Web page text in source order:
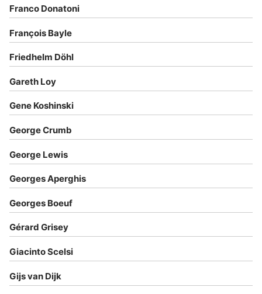
Franco Donatoni
François Bayle
Friedhelm Döhl
Gareth Loy
Gene Koshinski
George Crumb
George Lewis
Georges Aperghis
Georges Boeuf
Gérard Grisey
Giacinto Scelsi
Gijs van Dijk